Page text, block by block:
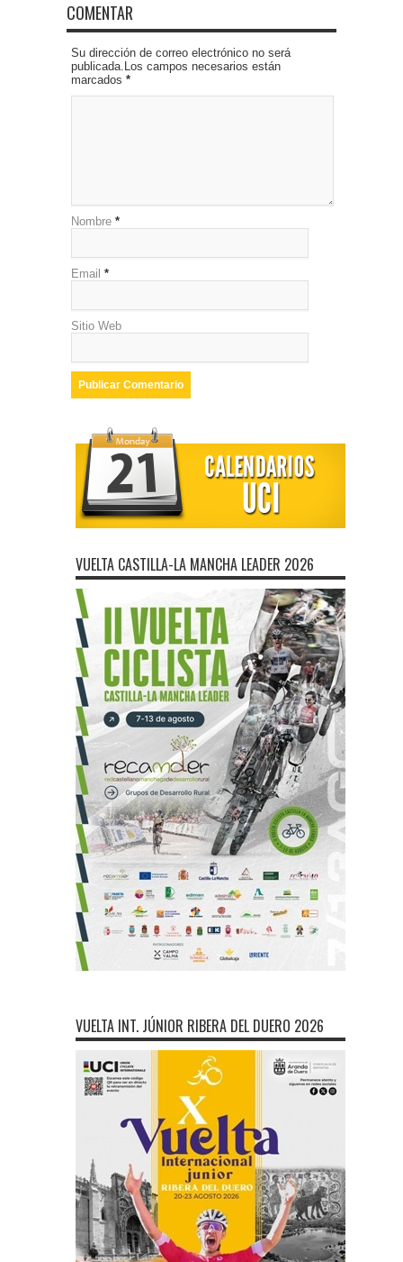
COMENTAR
Su dirección de correo electrónico no será
publicada.Los campos necesarios están
marcados *
Nombre *
Email *
Sitio Web
VUELTA CASTILLA-LA MANCHA LEADER 2026
VUELTA INT. JÚNIOR RIBERA DEL DUERO 2026